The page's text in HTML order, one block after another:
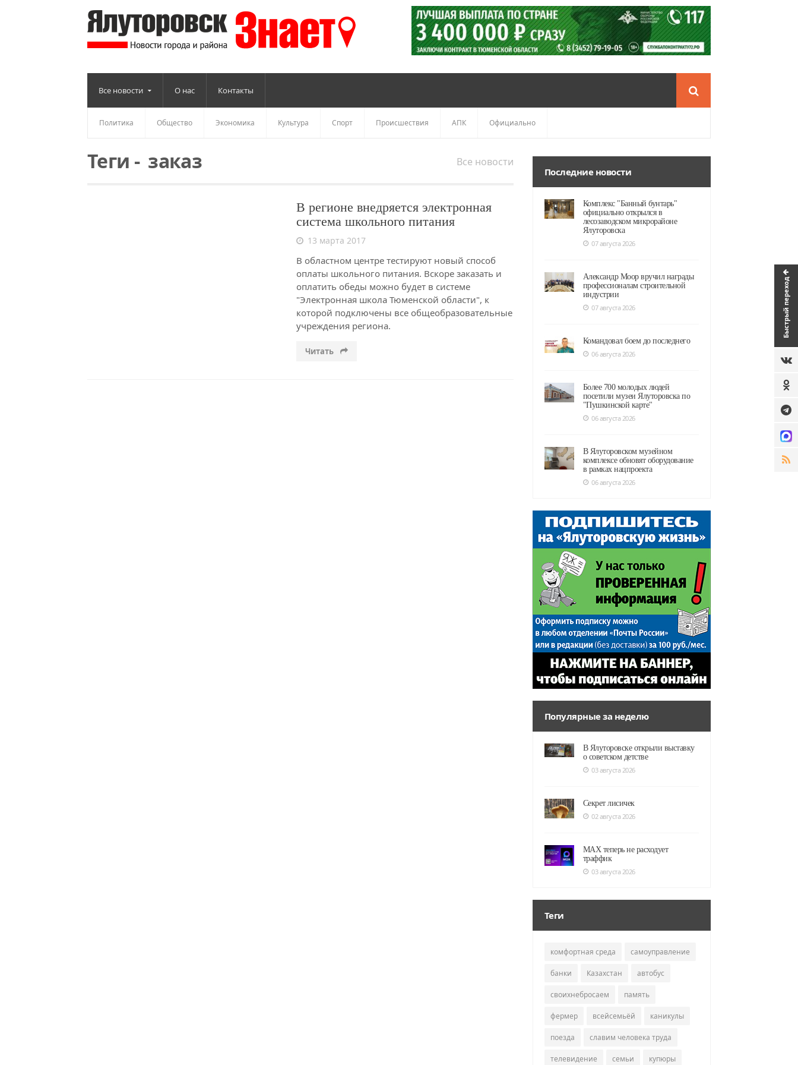
Быстрый переход
Все новости О нас Контакты
Политика Общество Экономика Культура Спорт Происшествия АПК Официально
Все новости
Теги -заказ
В регионе внедряется электронная
система школьного питания
13 марта 2017
В областном центре тестируют новый способ
оплаты школьного питания. Вскоре заказать и
оплатить обеды можно будет в системе
"Электронная школа Тюменской области", к
которой подключены все общеобразовательные
учреждения региона.
Читать
Последние новости
Комплекс "Банный бунтарь"
официально открылся в
лесозаводском микрорайоне
Ялуторовска
07 августа 2026
Александр Моор вручил награды
профессионалам строительной
индустрии
07 августа 2026
Командовал боем до последнего
06 августа 2026
Более 700 молодых людей
посетили музеи Ялуторовска по
"Пушкинской карте"
06 августа 2026
В Ялуторовском музейном
комплексе обновят оборудование
в рамках нацпроекта
06 августа 2026
Популярные за неделю
В Ялуторовске открыли выставку
о советском детстве
03 августа 2026
Секрет лисичек
02 августа 2026
MAX теперь не расходует
траффик
03 августа 2026
Теги
комфортная среда самоуправление
банки Казахстан автобус
своихнебросаем память
фермер всейсемьёй каникулы
поезда славим человека труда
телевидение семьи купюры